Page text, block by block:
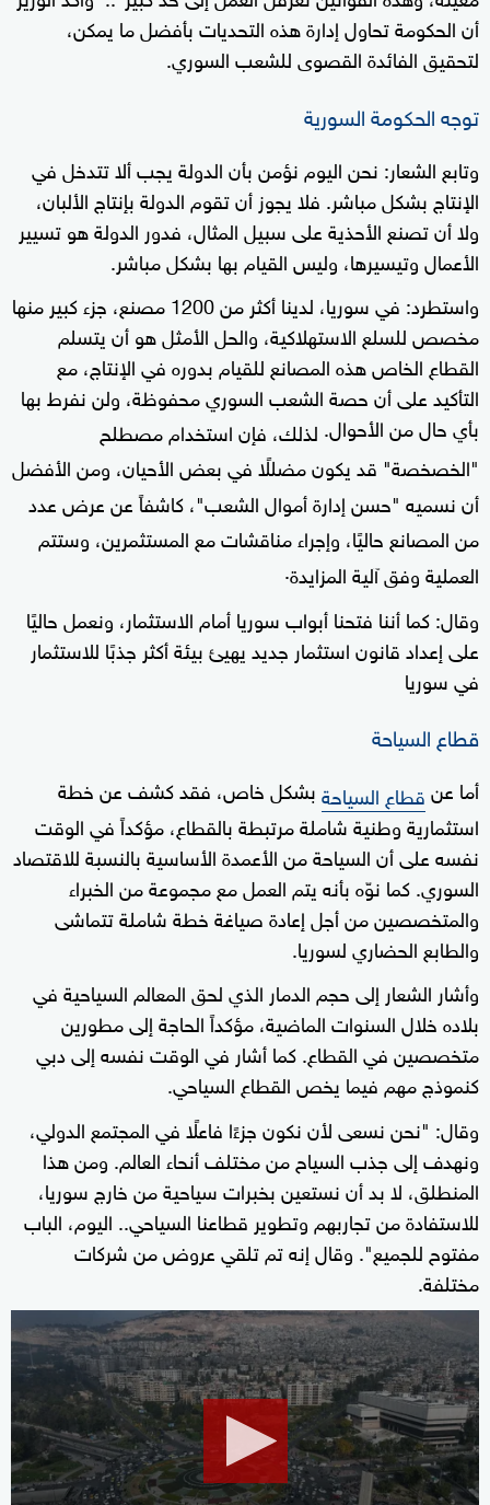
أن الحكومة تحاول إدارة هذه التحديات بأفضل ما يمكن،
لتحقيق الفائدة القصوى للشعب السوري.
توجه الحكومة السورية
وتابع الشعار: نحن اليوم نؤمن بأن الدولة يجب ألا تتدخل في
الإنتاج بشكل مباشر. فلا يجوز أن تقوم الدولة بإنتاج الألبان،
ولا أن تصنع الأحذية على سبيل المثال، فدور الدولة هو تسيير
الأعمال وتيسيرها، وليس القيام بها بشكل مباشر.
واستطرد: في سوريا، لدينا أكثر من 1200 مصنع، جزء كبير منها
مخصص للسلع الاستهلاكية، والحل الأمثل هو أن يتسلم
القطاع الخاص هذه المصانع للقيام بدوره في الإنتاج، مع
التأكيد على أن حصة الشعب السوري محفوظة، ولن نفرط بها
بأي حال من الأحوال. لذلك، فإن استخدام مصطلح
"الخصخصة" قد يكون مضللًا في بعض الأحيان، ومن الأفضل
أن نسميه "حسن إدارة أموال الشعب"، كاشفاً عن عرض عدد
من المصانع حاليًا، وإجراء مناقشات مع المستثمرين، وستتم
العملية وفق آلية المزايدة.
وقال: كما أننا فتحنا أبواب سوريا أمام الاستثمار، ونعمل حاليًا
على إعداد قانون استثمار جديد يهيئ بيئة أكثر جذبًا للاستثمار
في سوريا
قطاع السياحة
أما عنقطاع السياحةبشكل خاص، فقد كشف عن خطة
استثمارية وطنية شاملة مرتبطة بالقطاع، مؤكداً في الوقت
نفسه على أن السياحة من الأعمدة الأساسية بالنسبة للاقتصاد
السوري. كما نوّه بأنه يتم العمل مع مجموعة من الخبراء
والمتخصصين من أجل إعادة صياغة خطة شاملة تتماشى
والطابع الحضاري لسوريا.
وأشار الشعار إلى حجم الدمار الذي لحق المعالم السياحية في
بلاده خلال السنوات الماضية، مؤكداً الحاجة إلى مطورين
متخصصين في القطاع. كما أشار في الوقت نفسه إلى دبي
كنموذج مهم فيما يخص القطاع السياحي.
وقال: "نحن نسعى لأن نكون جزءًا فاعلًا في المجتمع الدولي،
ونهدف إلى جذب السياح من مختلف أنحاء العالم. ومن هذا
المنطلق، لا بد أن نستعين بخبرات سياحية من خارج سوريا،
للاستفادة من تجاربهم وتطوير قطاعنا السياحي.. اليوم، الباب
مفتوح للجميع". وقال إنه تم تلقي عروض من شركات
مختلفة.
seconds
41
seconds